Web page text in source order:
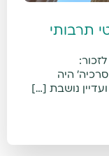
תרבותי
היה
נושבת […]